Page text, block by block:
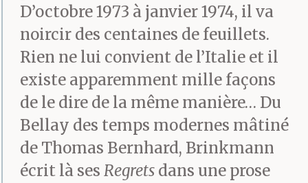
D’octobre 1973 à janvier 1974, il va
noircir des centaines de feuillets.
Rien ne lui convient de l’Italie et il
existe apparemment mille façons
de le dire de la même manière… Du
Bellay des temps modernes mâtiné
de Thomas Bernhard, Brinkmann
écrit là ses Regrets dans une prose